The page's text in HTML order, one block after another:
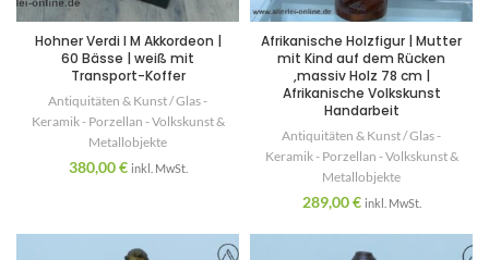
Hohner Verdi I M Akkordeon |
60 Bässe | weiß mit
Transport-Koffer
Antiquitäten & Kunst / Glas -
Keramik - Porzellan - Volkskunst &
Metallobjekte
380,00€ inkl. MwSt.
Afrikanische Holzfigur | Mutter
mit Kind auf dem Rücken
,massiv Holz 78 cm |
Afrikanische Volkskunst
Handarbeit
Antiquitäten & Kunst / Glas -
Keramik - Porzellan - Volkskunst &
Metallobjekte
289,00€ inkl. MwSt.